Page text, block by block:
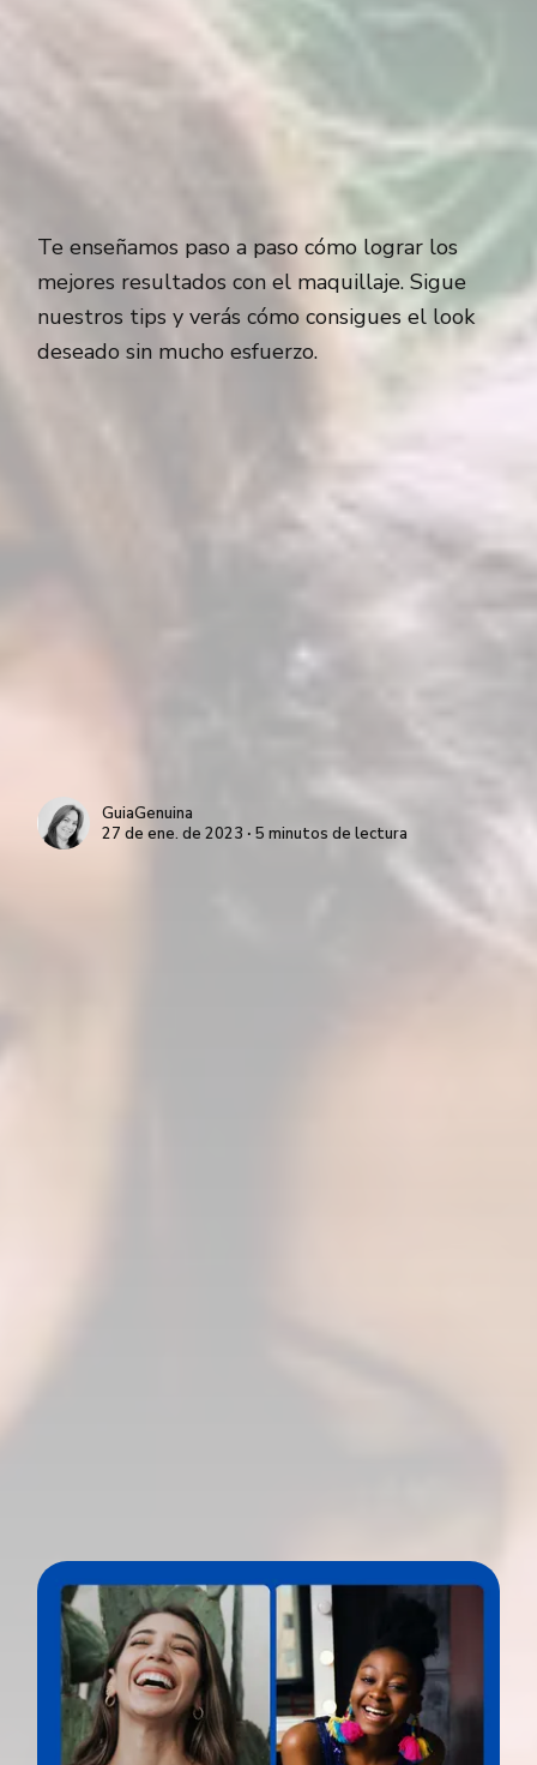
Te enseñamos paso a paso cómo lograr los
mejores resultados con el maquillaje. Sigue
nuestros tips y verás cómo consigues el look
deseado sin mucho esfuerzo.
GuiaGenuina
27 de ene. de 2023 ∙ 5 minutos de lectura